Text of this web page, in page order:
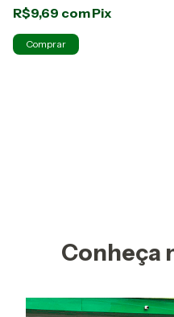
R$9,69 comPix
Conheça